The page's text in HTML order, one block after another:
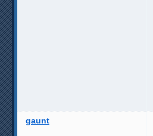
gaunt